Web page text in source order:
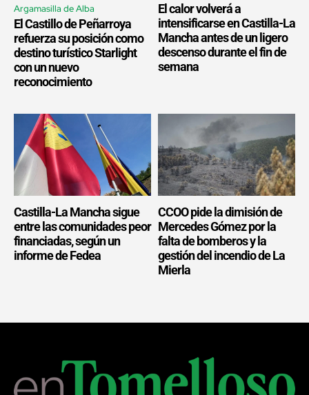
Argamasilla de Alba
El Castillo de Peñarroya
refuerza su posición como
destino turístico Starlight
con un nuevo
reconocimiento
El calor volverá a
intensificarse en Castilla-La
Mancha antes de un ligero
descenso durante el fin de
semana
Castilla-La Mancha sigue
entre las comunidades peor
financiadas, según un
informe de Fedea
CCOO pide la dimisión de
Mercedes Gómez por la
falta de bomberos y la
gestión del incendio de La
Mierla